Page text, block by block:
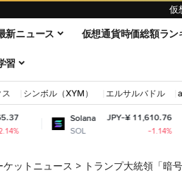
仮
新ニュース 仮想通貨時価総額ラン
習
シンボル（XYM） エルサルバドル
Solana
SOL
JPY-¥ 11,610.76
DOGE
ケットニュース > トランプ大統領「暗